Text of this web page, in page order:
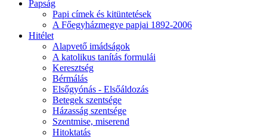
Papság
Papi címek és kitüntetések
A Főegyházmegye papjai 1892-2006
Hitélet
Alapvető imádságok
A katolikus tanítás formulái
Keresztség
Bérmálás
Elsőgyónás - Elsőáldozás
Betegek szentsége
Házasság szentsége
Szentmise, miserend
Hitoktatás